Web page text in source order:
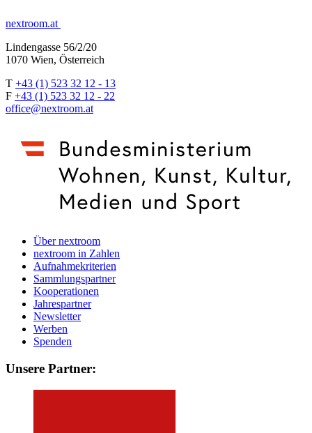
nextroom.at
Lindengasse 56/2/20
1070 Wien, Österreich
T +43 (1) 523 32 12 - 13
F +43 (1) 523 32 12 - 22
office@nextroom.at
Über nextroom
nextroom in Zahlen
Aufnahmekriterien
Sammlungspartner
Kooperationen
Jahrespartner
Newsletter
Werben
Spenden
Unsere Partner: